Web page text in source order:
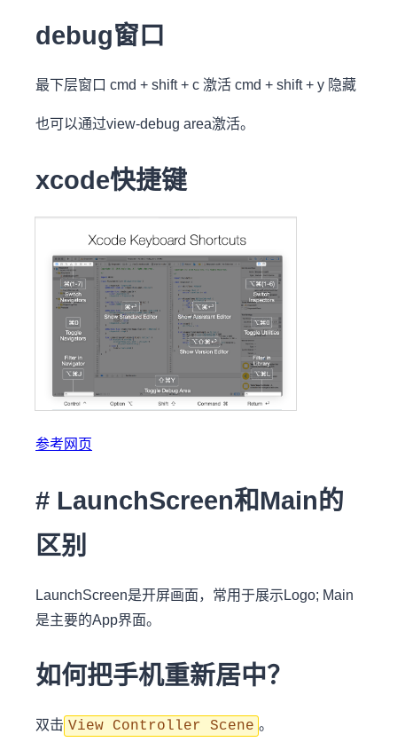
debug窗口
最下层窗口 cmd + shift + c 激活 cmd + shift + y 隐藏
也可以通过view-debug area激活。
xcode快捷键
参考网页
# LaunchScreen和Main的
区别
LaunchScreen是开屏画面，常用于展示Logo; Main
是主要的App界面。
如何把手机重新居中？
双击 View Controller Scene 。